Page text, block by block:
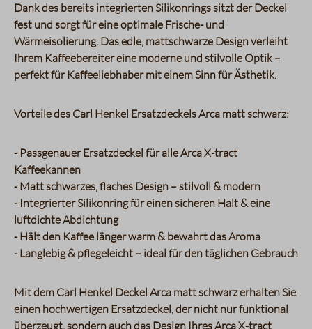
Dank des bereits integrierten Silikonrings sitzt der Deckel
fest und sorgt für eine optimale Frische- und
Wärmeisolierung. Das edle, mattschwarze Design verleiht
Ihrem Kaffeebereiter eine moderne und stilvolle Optik –
perfekt für Kaffeeliebhaber mit einem Sinn für Ästhetik.
Vorteile des Carl Henkel Ersatzdeckels Arca matt schwarz:
- Passgenauer Ersatzdeckel für alle Arca X-tract
Kaffeekannen
- Matt schwarzes, flaches Design – stilvoll & modern
- Integrierter Silikonring für einen sicheren Halt & eine
luftdichte Abdichtung
- Hält den Kaffee länger warm & bewahrt das Aroma
- Langlebig & pflegeleicht – ideal für den täglichen Gebrauch
Mit dem Carl Henkel Deckel Arca matt schwarz erhalten Sie
einen hochwertigen Ersatzdeckel, der nicht nur funktional
überzeugt, sondern auch das Design Ihres Arca X-tract